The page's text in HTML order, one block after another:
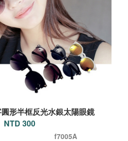
形半框反光水銀太陽眼鏡
NTD 300
f7005A